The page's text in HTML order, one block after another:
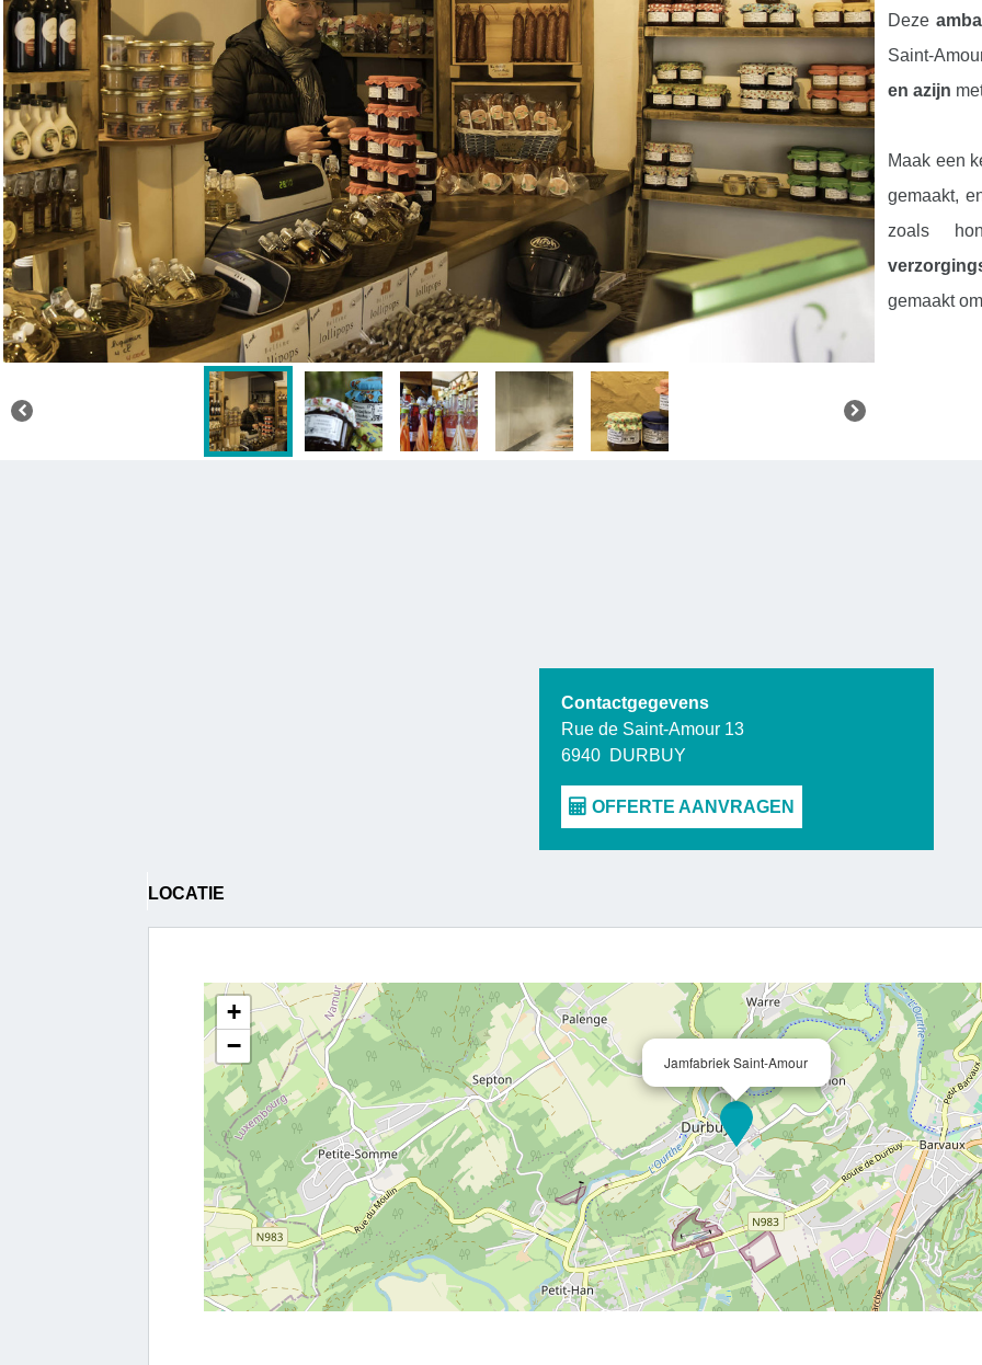
Deze
Saint-
en azijn
Maak een
gemaakt,
zoals
gemaakt
Contactgegevens
Rue de Saint-Amour 13
6940 DURBUY
LOCATIE
Jamfabriek Saint-Amour
+
−